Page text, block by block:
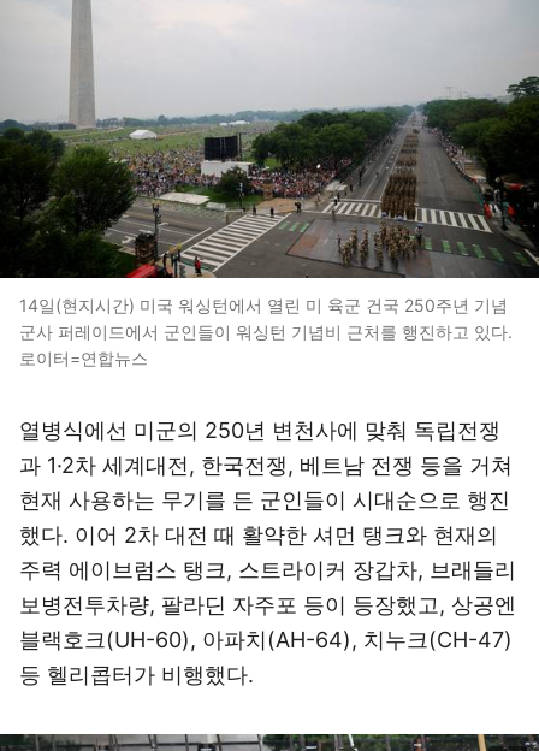
14일(현지시간) 미국 워싱턴에서 열린 미 육군 건국 250주년 기념
군사 퍼레이드에서 군인들이 워싱턴 기념비 근처를 행진하고 있다.
로이터=연합뉴스
열병식에선 미군의 250년 변천사에 맞춰 독립전쟁
과 1·2차 세계대전, 한국전쟁, 베트남 전쟁 등을 거쳐
현재 사용하는 무기를 든 군인들이 시대순으로 행진
했다. 이어 2차 대전 때 활약한 셔먼 탱크와 현재의
주력 에이브럼스 탱크, 스트라이커 장갑차, 브래들리
보병전투차량, 팔라딘 자주포 등이 등장했고, 상공엔
블랙호크(UH-60), 아파치(AH-64), 치누크(CH-47)
등 헬리콥터가 비행했다.